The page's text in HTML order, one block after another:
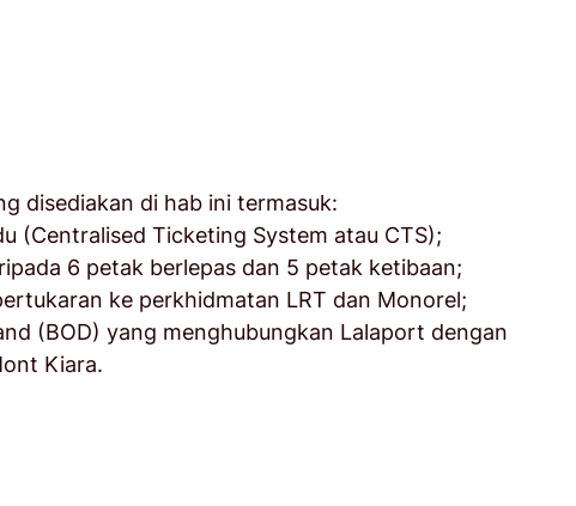
disediakan di hab ini termasuk:
(Centralised Ticketing System atau CTS);
6 petak berlepas dan 5 petak ketibaan;
ke perkhidmatan LRT dan Monorel;
(BOD) yang menghubungkan Lalaport dengan
Kiara.